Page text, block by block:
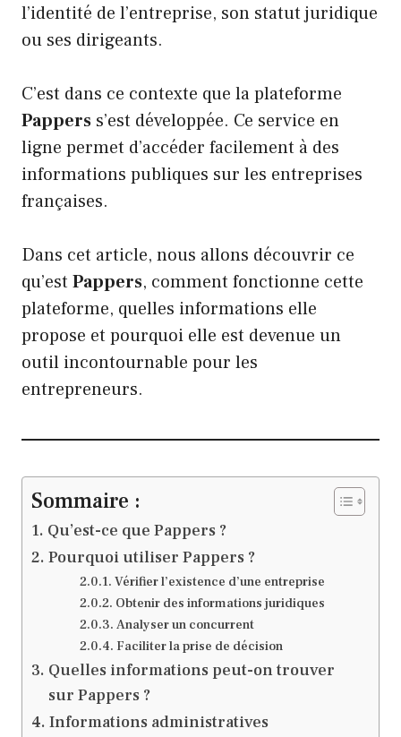
l’identité de l’entreprise, son statut juridique
ou ses dirigeants.
C’est dans ce contexte que la plateforme
Pappers s’est développée. Ce service en
ligne permet d’accéder facilement à des
informations publiques sur les entreprises
françaises.
Dans cet article, nous allons découvrir ce
qu’est Pappers, comment fonctionne cette
plateforme, quelles informations elle
propose et pourquoi elle est devenue un
outil incontournable pour les
entrepreneurs.
Sommaire :
Qu’est-ce que Pappers ?
Pourquoi utiliser Pappers ?
Vérifier l’existence d’une entreprise
Obtenir des informations juridiques
Analyser un concurrent
Faciliter la prise de décision
Quelles informations peut-on trouver
sur Pappers ?
Informations administratives